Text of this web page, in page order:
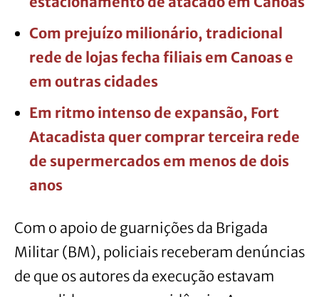
Com prejuízo milionário, tradicional
rede de lojas fecha filiais em Canoas e
em outras cidades
Em ritmo intenso de expansão, Fort
Atacadista quer comprar terceira rede
de supermercados em menos de dois
anos
Com o apoio de guarnições da Brigada
Militar (BM), policiais receberam denúncias
de que os autores da execução estavam